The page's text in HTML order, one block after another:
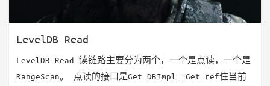
LevelDB Read
LevelDB Read 读链路主要分为两个，一个是点读，一个是
RangeScan。 点读的接口是Get DBImpl::Get ref住当前